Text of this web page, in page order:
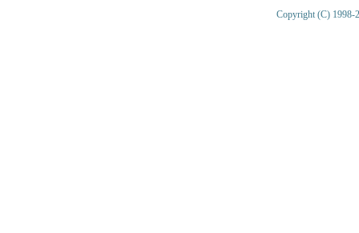
Copyright (C) 1998-